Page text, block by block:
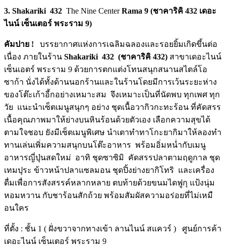
3. Shakariki 432 The Nine Center Rama 9 (ชาคาริคิ 432 เดอะ
ไนน์ เซ็นเตอร์ พระราม 9)
คัมปาย ! บรรยากาศแห่งการเฉลิมฉลองและรอยยิ้มเกิดขึ้นต่อ
เนื่อง ภายในร้าน Shakariki 432 (ชาคาริคิ 432) สาขาเดอะไนน์
เซ็นเอตร์ พระราม 9 ด้วยการตกแต่งโทนสนุกสนานสไตล์โอ
ซาก้า นั่งได้ทั้งด้านนอกร้านและในร้านโดยมีการเว้นระยะห่าง
ของโต๊ะเก้าอี้กอย่างเหมาะสม จึงเหมาะเป็นที่นัดพบ ทุกเพศ ทุก
วัย แนะนำเซ็ตเมนูสนุกๆ อย่าง ชุดเนื้อวากิวกะทะร้อน ที่คัดสรร
เนื้อคุณภาพมาให้ย่างบนหินร้อนด้วยตัวเอง เลือกความสุขได้
ตามใจชอบ ยังมีเซ็ตเมนูพิเศษ นำเตาทำทาโกะยากิมาให้ลองทำ
ทานเล่นเพิ่มความสนุกบนโต๊ะอาหาร พร้อมอิ่มหน่ำกับเมนู
อาหารญี่ปุ่นสดใหม่ อาทิ ชุดซาซิมิ คัดสรรปลาตามฤดูกาล ชุด
เทมปุระ ข้าวหน้าปลาแซลมอน ชุดปิ้งย่างยากิโทริ และเครื่อง
ดื่มเพื่อการสังสรรค์หลากหลาย ตบท้ายด้วยขนมไดฟูกุ แป้งนุ่ม
หอมหวาน กับชาร้อนสักถ้วย พร้อมสัมผัสความอร่อยที่ไม่เหมื
อนใคร
ที่ตั้ง : ชั้น 1 ( ฝั่งขวาจากทางเข้า ลานไนน์ สแควร์ ) ศูนย์การค้า
เดอะไนน์ เซ็นเตอร์ พระราม 9